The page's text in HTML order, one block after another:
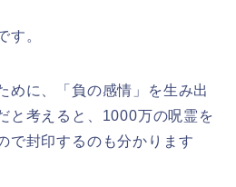
す。
めに、「負の感情」を生み出
と考えると、1000万の呪霊を
で封印するのも分かります